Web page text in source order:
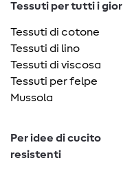
Tessuti per tutti i
Tessuti di cotone
Tessuti di lino
Tessuti di viscosa
Tessuti per felpe
Mussola
Per idee di cucito
resistenti